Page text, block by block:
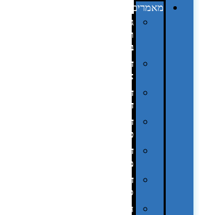
מאמרים
גימורים
והשבחות
בדפוס
דפוס
אופסט
דפוס
דיגיטלי
דפוס
טמפון
דפוס
משי
דפוס
סובלימציה
הדפס